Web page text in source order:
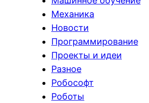
Механика
Новости
Программирование
Проекты и идеи
Разное
Робософт
Роботы